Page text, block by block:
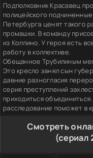
Подполковник Красавец
полицейского
Петербурга ценят такого
промашки. В команду
из Колпино. У героя есть
работу в коллективе.
Обещанное Трубилиным
Это кресло занял сын
давние разногласия
серия преступлений
приходиться
расследование поможет в
Смотреть
(сериал